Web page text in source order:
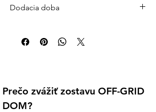
mobilitou. Powerbanka EcoFlow RAPID 25
spoľahlivý zdroj energie na cestách, dlhých
kanceláriu.
Dodacia doba
Väčšina objednávok je expedovaná do 24
🚚 Doprava zdarma pri objednávke nad 200
€ | Doručenie kuriérom po celom Slovensku
Otázky?
Prečo zvážiť zostavu OFF-GRID
DOM?